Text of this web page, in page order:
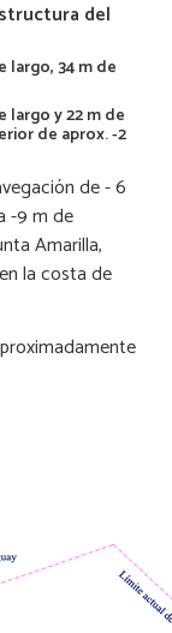
del
largo, 34 m de
largo y 22 m de
de aprox. -2
de - 6
-9 m de
Amarilla,
la costa de